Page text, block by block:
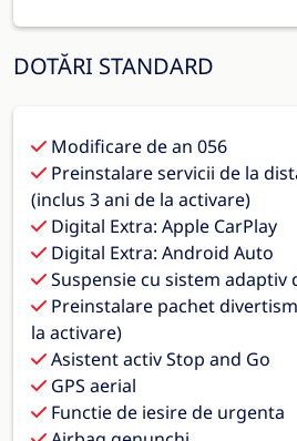
DOTĂRI STANDARD
Modificare de an 056
Preinstalare servicii de la
(inclus 3 ani de la activare)
Digital Extra: Apple CarPlay
Digital Extra: Android Auto
Suspensie cu sistem adaptiv
Preinstalare pachet
la activare)
Asistent activ Stop and Go
GPS aerial
Functie de iesire de urgenta